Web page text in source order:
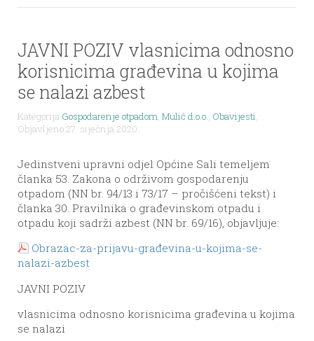
JAVNI POZIV vlasnicima odnosno
korisnicima građevina u kojima
se nalazi azbest
Kategorija Gospodarenje otpadom, Mulić d.o.o., Obavijesti,
Objavljeno 27. siječnja 2020.
Jedinstveni upravni odjel Općine Sali temeljem
članka 53. Zakona o održivom gospodarenju
otpadom (NN br. 94/13 i 73/17 – pročišćeni tekst) i
članka 30. Pravilnika o građevinskom otpadu i
otpadu koji sadrži azbest (NN br. 69/16), objavljuje:
Obrazac-za-prijavu-građevina-u-kojima-se-
nalazi-azbest
JAVNI POZIV
vlasnicima odnosno korisnicima građevina u kojima
se nalazi